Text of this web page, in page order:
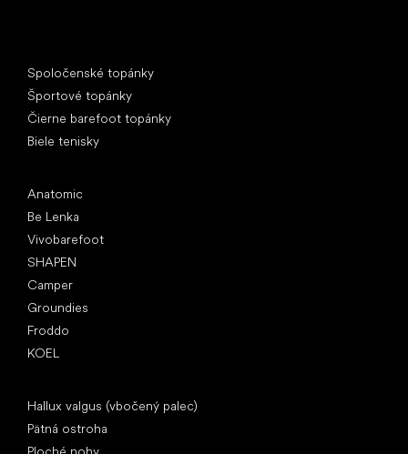
Spoločenské topánky
Športové topánky
Čierne barefoot topánky
Biele tenisky
Anatomic
Be Lenka
Vivobarefoot
SHAPEN
Camper
Groundies
Froddo
KOEL
Hallux valgus (vbočený palec)
Pätná ostroha